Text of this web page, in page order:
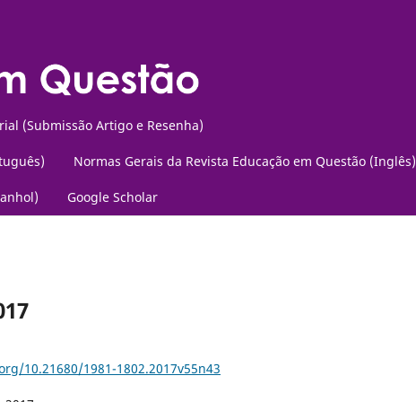
(Submissão Artigo e Resenha)
Normas Gerais da Revista Educação em Questão (Inglês)
Google Scholar
10.21680/1981-1802.2017v55n43